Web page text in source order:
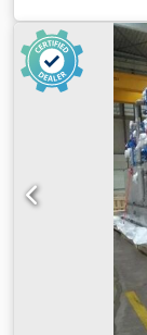
N H Huehjck
grunn av for
brukt :(
detaljer vedlagt
kompressor.
om til en
Ekstra
Veldig god
Dessverre er